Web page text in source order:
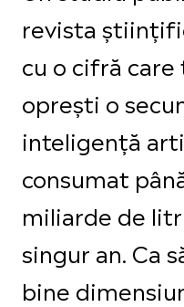
revista
cu o cifră care
oprești o
inteligență
consumat
miliarde de
singur an. Ca
bine